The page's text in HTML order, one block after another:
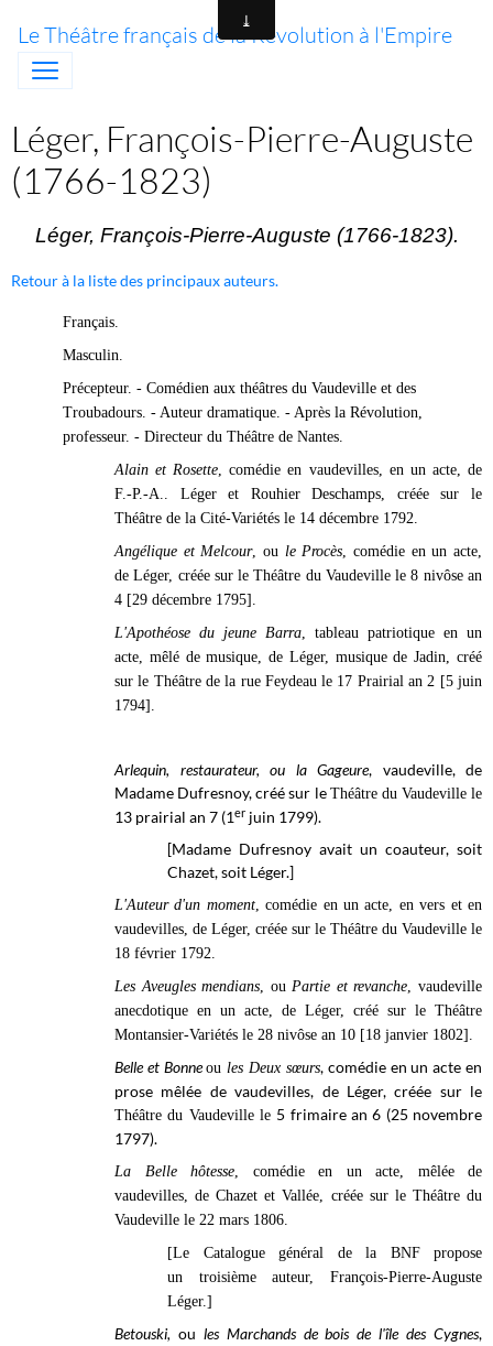
Le Théâtre français de la Révolution à l'Empire
Léger, François-Pierre-Auguste
(1766-1823)
Léger, François-Pierre-Auguste (1766-1823).
Retour à la liste des principaux auteurs.
Français.
Masculin.
Précepteur. - Comédien aux théâtres du Vaudeville et des
Troubadours. - Auteur dramatique. - Après la Révolution,
professeur. - Directeur du Théâtre de Nantes.
Alain et Rosette, comédie en vaudevilles, en un acte, de
F.-P.-A.. Léger et Rouhier Deschamps, créée sur le
Théâtre de la Cité-Variétés le 14 décembre 1792.
Angélique et Melcour, ou le Procès, comédie en un acte,
de Léger, créée sur le Théâtre du Vaudeville le 8 nivôse an
4 [29 décembre 1795].
L'Apothéose du jeune Barra, tableau patriotique en un
acte, mêlé de musique, de Léger, musique de Jadin, créé
sur le Théâtre de la rue Feydeau le 17 Prairial an 2 [5 juin
1794].
Arlequin, restaurateur, ou la Gageure, vaudeville, de
Madame Dufresnoy, créé sur le Théâtre du Vaudeville le
13 prairial an 7 (1er juin 1799).
[Madame Dufresnoy avait un coauteur, soit
Chazet, soit Léger.]
L'Auteur d'un moment, comédie en un acte, en vers et en
vaudevilles, de Léger, créée sur le Théâtre du Vaudeville le
18 février 1792.
Les Aveugles mendians, ouPartie et revanche, vaudeville
anecdotique en un acte, de Léger, créé sur le Théâtre
Montansier-Variétés le 28 nivôse an 10 [18 janvier 1802].
Belle et Bonneou les Deux sœurs, comédie en un acte en
prose mêlée de vaudevilles, de Léger, créée sur le
Théâtre du Vaudeville le 5 frimaire an 6 (25 novembre
1797).
La Belle hôtesse, comédie en un acte, mêlée de
vaudevilles, de Chazet et Vallée, créée sur le Théâtre du
Vaudeville le 22 mars 1806.
[Le Catalogue général de la BNF propose
un troisième auteur, François-Pierre-Auguste
Léger.]
Betouski, ou les Marchands de bois de l'île des Cygnes,